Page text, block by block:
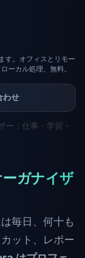
す。オフィスとリモー
ーカル処理、無料。
わせ
ー：仕事・学習・
ガナイザ
毎日、何十も
ット、レポー